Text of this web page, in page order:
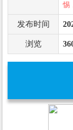
惕
发布时间
浏览